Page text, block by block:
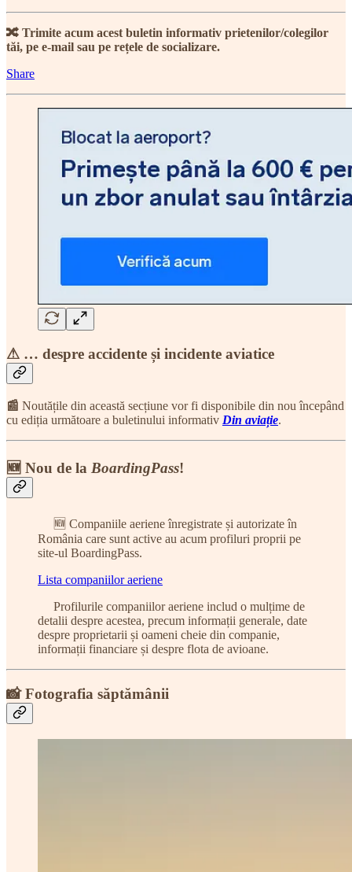
🔀 Trimite acum acest buletin informativ prietenilor/colegilor
tăi, pe e-mail sau pe rețele de socializare.
Share
⚠ … despre accidente și incidente aviatice
📰 Noutățile din această secțiune vor fi disponibile din nou începând
cu ediția următoare a buletinului informativ Din aviație.
🆕 Nou de la BoardingPass!
🆕 Companiile aeriene înregistrate și autorizate în
România care sunt active au acum profiluri proprii pe
site-ul BoardingPass.
Lista companiilor aeriene
Profilurile companiilor aeriene includ o mulțime de
detalii despre acestea, precum informații generale, date
despre proprietarii și oameni cheie din companie,
informații financiare și despre flota de avioane.
📸 Fotografia săptămânii